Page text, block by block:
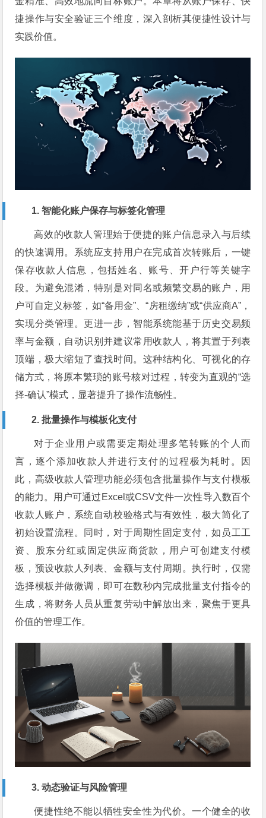
捷操作与安全验证三个维度，深入剖析其便捷性设计与
实践价值。
1. 智能化账户保存与标签化管理
高效的收款人管理始于便捷的账户信息录入与后续
的快速调用。系统应支持用户在完成首次转账后，一键
保存收款人信息，包括姓名、账号、开户行等关键字
段。为避免混淆，特别是对同名或频繁交易的账户，用
户可自定义标签，如“备用金”、“房租缴纳”或“供应商A”，
实现分类管理。更进一步，智能系统能基于历史交易频
率与金额，自动识别并建议常用收款人，将其置于列表
顶端，极大缩短了查找时间。这种结构化、可视化的存
储方式，将原本繁琐的账号核对过程，转变为直观的“选
择-确认”模式，显著提升了操作流畅性。
2. 批量操作与模板化支付
对于企业用户或需要定期处理多笔转账的个人而
言，逐个添加收款人并进行支付的过程极为耗时。因
此，高级收款人管理功能必须包含批量操作与支付模板
的能力。用户可通过Excel或CSV文件一次性导入数百个
收款人账户，系统自动校验格式与有效性，极大简化了
初始设置流程。同时，对于周期性固定支付，如员工工
资、股东分红或固定供应商货款，用户可创建支付模
板，预设收款人列表、金额与支付周期。执行时，仅需
选择模板并做微调，即可在数秒内完成批量支付指令的
生成，将财务人员从重复劳动中解放出来，聚焦于更具
价值的管理工作。
3. 动态验证与风险管理
便捷性绝不能以牺牲安全性为代价。一个健全的收